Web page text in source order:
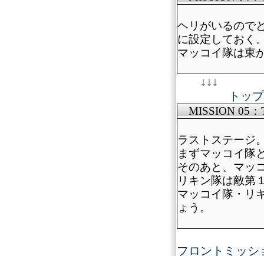
ヘリがいるので
に設定しておく
マッコイ隊は東
↓↓↓
トッ
MISSION 05：
ラストステージ
まずマッコイ隊
そのあと、マッ
リキン隊は敵第
マッコイ隊・リ
ょう。
フロントミッ